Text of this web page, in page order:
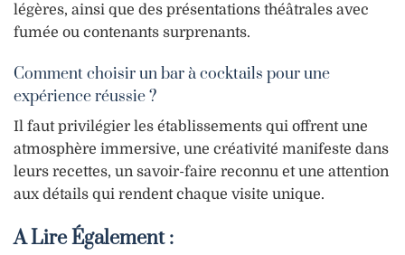
légères, ainsi que des présentations théâtrales avec
fumée ou contenants surprenants.
Comment choisir un bar à cocktails pour une
expérience réussie ?
Il faut privilégier les établissements qui offrent une
atmosphère immersive, une créativité manifeste dans
leurs recettes, un savoir-faire reconnu et une attention
aux détails qui rendent chaque visite unique.
A Lire Également :